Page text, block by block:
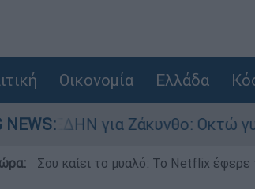
Οικονομία Ελλάδα
NEWS:
Ζάκυνθο: Οκτώ γυναίκες
Σου καίει το μυαλό: Το Netflix έφερε